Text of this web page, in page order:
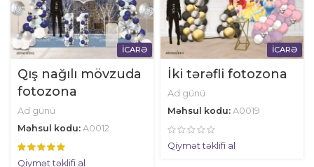
İCARƏ
Qış nağılı mövzuda
fotozona
Ad günü
Məhsul kodu: A0012
Qiymət təklifi al
İCARƏ
İki tərəfli fotozona
Ad günü
Məhsul kodu: A0019
Qiymət təklifi al